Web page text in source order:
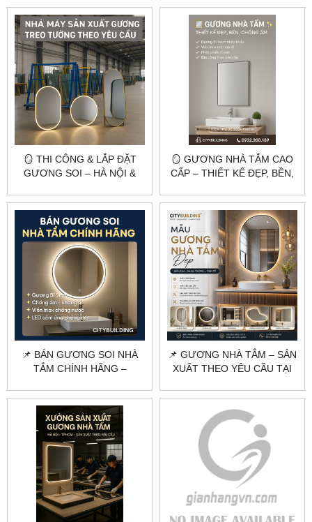
PVD | CITYBUILDING HÀ
NỘI & TP.HCM
CITYBUILDING
🪞 THI CÔNG & LẮP ĐẶT
GƯƠNG SOI – HÀ NỘI &
🪞 GƯƠNG NHÀ TẮM CAO
CẤP – THIẾT KẾ ĐẸP, BỀN,
🛁
📌 BÁN GƯƠNG SOI NHÀ
TẮM CHÍNH HÃNG –
ẨM, GÓC CẠNH CHUẨN
ĐẸP
📌 GƯƠNG NHÀ TẮM – SẢN
XUẤT THEO YÊU CẦU TẠI